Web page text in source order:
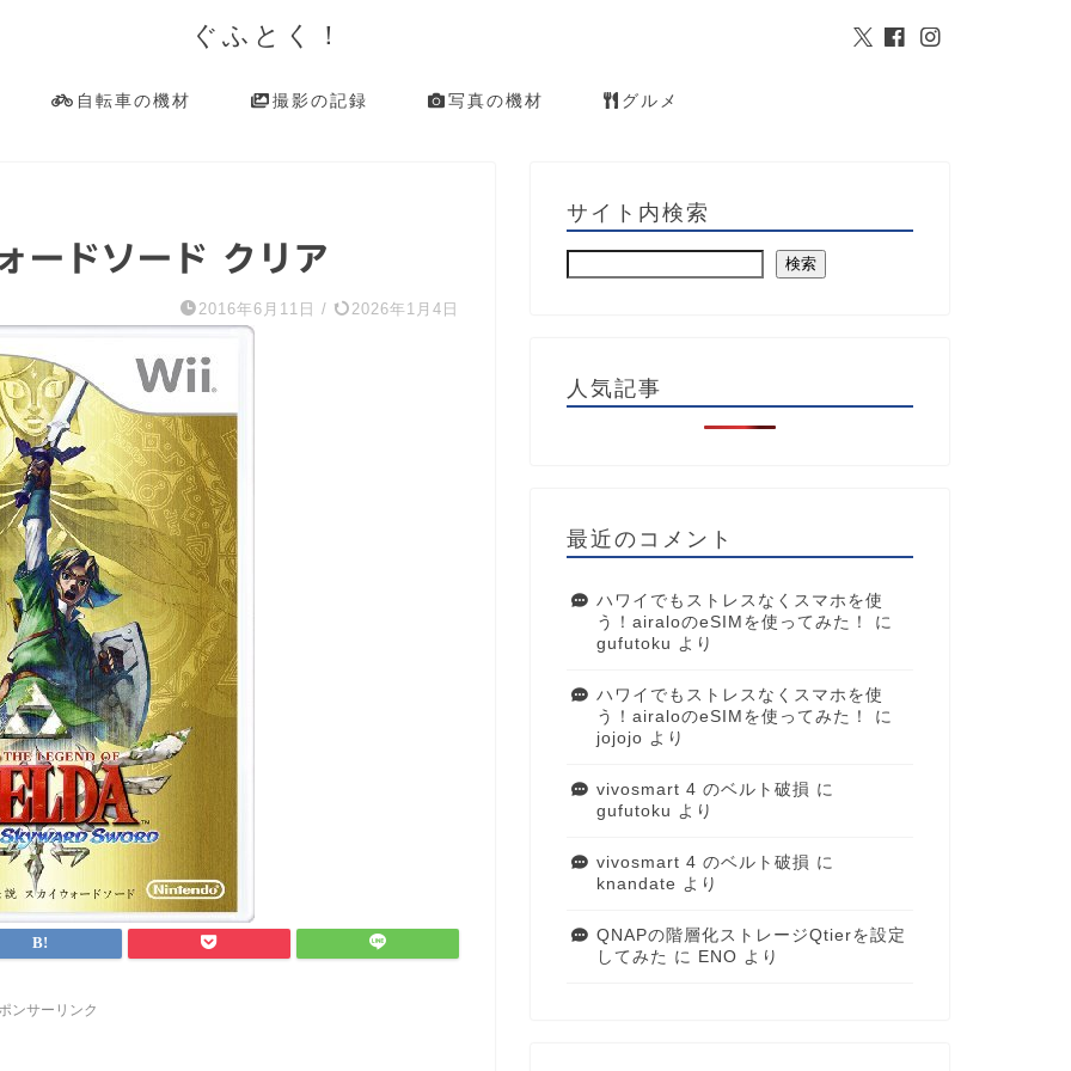
ぐふとく！
自転車の機材 撮影の記録 写真の機材 グルメ
ードソード クリア
2016年6月11日 / 2026年1月4日
ンサーリンク
サイト内検索
検索
人気記事
最近のコメント
ハワイでもストレスなくスマホを使
う！airaloのeSIMを使ってみた！
に
gufutoku より
ハワイでもストレスなくスマホを使
う！airaloのeSIMを使ってみた！
に
jojojo より
vivosmart 4 のベルト破損 に
gufutoku より
vivosmart 4 のベルト破損 に
knandate より
QNAPの階層化ストレージQtierを設定
してみた に ENO より